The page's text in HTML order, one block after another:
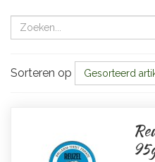
Sorteren op Gesorteerd